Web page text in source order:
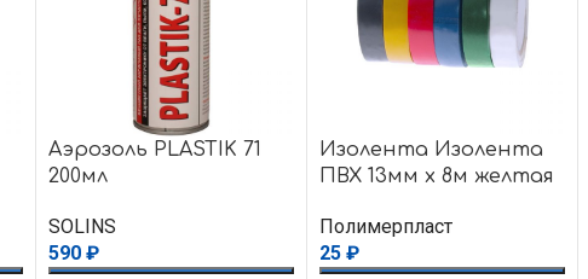
Аэрозоль PLASTIK 71
200мл
SOLINS
590₽
Изолента Изолента
ПВХ 13мм х 8м желтая
Полимерпласт
25 ₽